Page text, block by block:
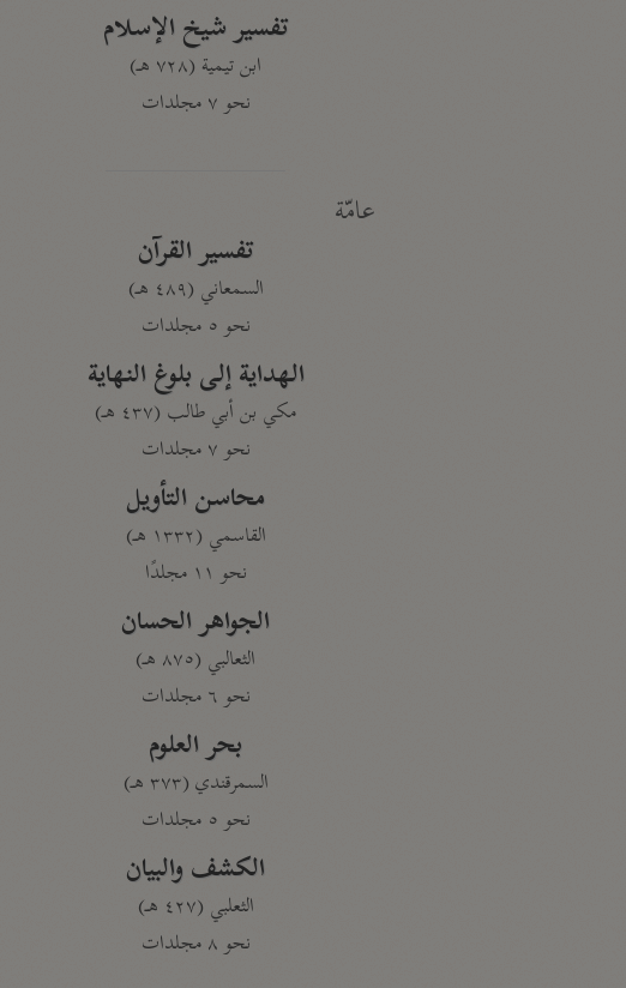
تفسير شيخ الإسلام
ابن تيمية (٧٢٨ هـ)
نحو ٧ مجلدات
عامّة
تفسير القرآن
السمعاني (٤٨٩ هـ)
نحو ٥ مجلدات
الهداية إلى بلوغ النهاية
مكي بن أبي طالب (٤٣٧ هـ)
نحو ٧ مجلدات
محاسن التأويل
القاسمي (١٣٣٢ هـ)
نحو ١١ مجلدًا
الجواهر الحسان
الثعالبي (٨٧٥ هـ)
نحو ٦ مجلدات
بحر العلوم
السمرقندي (٣٧٣ هـ)
نحو ٥ مجلدات
الكشف والبيان
الثعلبي (٤٢٧ هـ)
نحو ٨ مجلدات